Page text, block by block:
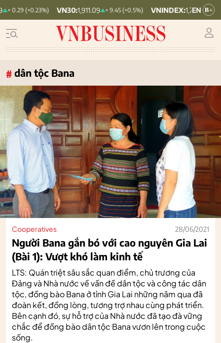
(+0.23%) VN30:1,911.09 + 9.45 (+0.5%) VNINDEX:1,768.06 + 6.83
# dân tộc Bana
Cooperatives 28/06/2021
Người Bana gắn bó với cao nguyên Gia Lai
(Bài 1): Vượt khó làm kinh tế
LTS: Quán triệt sâu sắc quan điểm, chủ trương của
Đảng và Nhà nước về vấn đề dân tộc và công tác dân
tộc, đồng bào Bana ở tỉnh Gia Lai những năm qua đã
đoàn kết, đồng lòng, tương trợ nhau cùng phát triển.
Bên cạnh đó, sự hỗ trợ của Nhà nước đã tạo đà vững
chắc để đồng bào dân tộc Bana vươn lên trong cuộc
sống.